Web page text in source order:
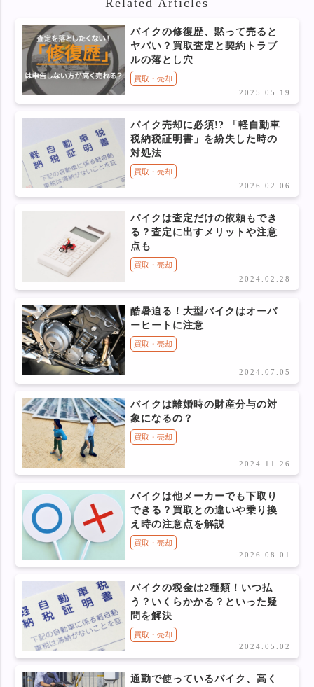
バイクの修復歴、黙って売ると
ヤバい？買取査定と契約トラブ
ルの落とし穴
買取・売却
2025.05.19
バイク売却に必須!? 「軽自動車
税納税証明書」を紛失した時の
対処法
買取・売却
2026.02.06
バイクは査定だけの依頼もでき
る？査定に出すメリットや注意
点も
買取・売却
2024.02.28
酷暑迫る！大型バイクはオーバ
ーヒートに注意
買取・売却
2024.07.05
バイクは離婚時の財産分与の対
象になるの？
買取・売却
2024.11.26
バイクは他メーカーでも下取り
できる？買取との違いや乗り換
え時の注意点を解説
買取・売却
2026.08.01
バイクの税金は2種類！いつ払
う？いくらかかる？といった疑
問を解決
買取・売却
2024.05.02
通勤で使っているバイク、高く